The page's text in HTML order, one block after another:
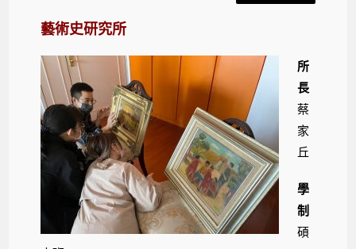
藝術史研究所
所
長
蔡
家
丘
學
制
碩